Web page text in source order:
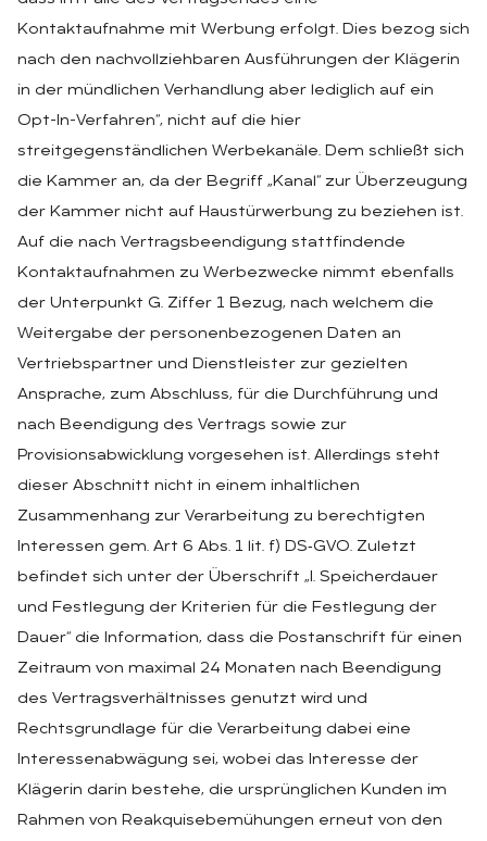
Kontaktaufnahme mit Werbung erfolgt. Dies bezog sich
nach den nachvollziehbaren Ausführungen der Klägerin
in der mündlichen Verhandlung aber lediglich auf ein
Opt-In-Verfahren“, nicht auf die hier
streitgegenständlichen Werbekanäle. Dem schließt sich
die Kammer an, da der Begriff „Kanal“ zur Überzeugung
der Kammer nicht auf Haustürwerbung zu beziehen ist.
Auf die nach Vertragsbeendigung stattfindende
Kontaktaufnahmen zu Werbezwecke nimmt ebenfalls
der Unterpunkt G. Ziffer 1 Bezug, nach welchem die
Weitergabe der personenbezogenen Daten an
Vertriebspartner und Dienstleister zur gezielten
Ansprache, zum Abschluss, für die Durchführung und
nach Beendigung des Vertrags sowie zur
Provisionsabwicklung vorgesehen ist. Allerdings steht
dieser Abschnitt nicht in einem inhaltlichen
Zusammenhang zur Verarbeitung zu berechtigten
Interessen gem. Art 6 Abs. 1 lit. f) DS‑GVO. Zuletzt
befindet sich unter der Überschrift „I. Speicherdauer
und Festlegung der Kriterien für die Festlegung der
Dauer“ die Information, dass die Postanschrift für einen
Zeitraum von maximal 24 Monaten nach Beendigung
des Vertragsverhältnisses genutzt wird und
Rechtsgrundlage für die Verarbeitung dabei eine
Interessenabwägung sei, wobei das Interesse der
Klägerin darin bestehe, die ursprünglichen Kunden im
Rahmen von Reakquisebemühungen erneut von den